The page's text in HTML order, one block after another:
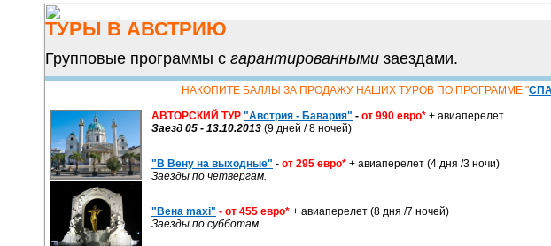
ТУРЫ В АВСТРИЮ
Групповые программы с гарантированными заездами.
НАКОПИТЕ БАЛЛЫ ЗА ПРОДАЖУ НАШИХ ТУРОВ ПО ПРОГРАММЕ "
АВТОРСКИЙ ТУР "Австрия - Бавария" - от 990 евро* + авиаперелет
Заезд 05 - 13.10.2013 (9 дней / 8 ночей)
"В Вену на выходные" - от 295 евро* + авиаперелет (4 дня /3 ночи)
Заезды по четвергам.
"Вена maxi" - от 455 евро* + авиаперелет (8 дня /7 ночей)
Заезды по субботам.